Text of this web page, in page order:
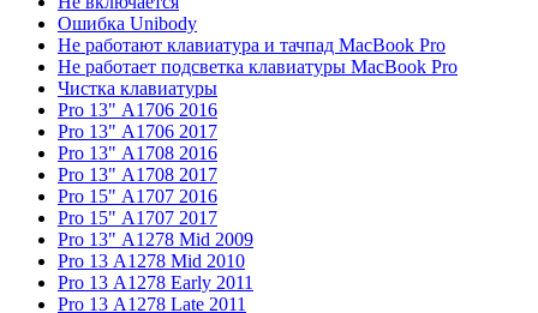
Ошибка Unibody
Не работают клавиатура и тачпад MacBook Pro
Не работает подсветка клавиатуры MacBook Pro
Чистка клавиатуры
Pro 13" А1706 2016
Pro 13" А1706 2017
Pro 13" А1708 2016
Pro 13" А1708 2017
Pro 15" А1707 2016
Pro 15" А1707 2017
Pro 13" А1278 Mid 2009
Pro 13 А1278 Mid 2010
Pro 13 А1278 Early 2011
Pro 13 А1278 Late 2011